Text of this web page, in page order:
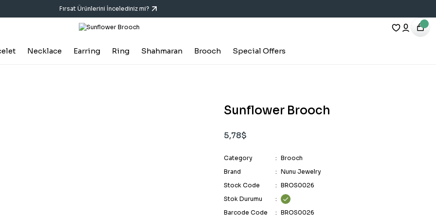
Fırsat Ürünlerini İncelediniz mi?
Necklace Earring Ring Shahmaran Brooch Special Offers
Sunflower Brooch
5,78$
Category
Brooch
Brand
Nunu Jewelry
Stock Code
BROS0026
Stok Durumu
Barcode Code
BROS0026